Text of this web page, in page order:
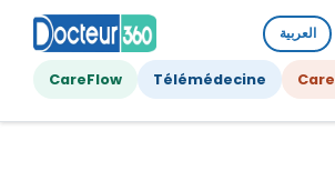
العربية
CareFlow Télémédecine